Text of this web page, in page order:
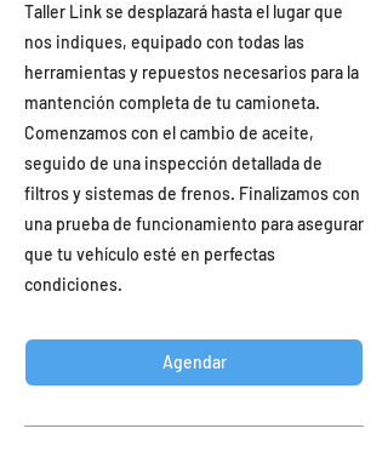
Taller Link se desplazará hasta el lugar que
nos indiques, equipado con todas las
herramientas y repuestos necesarios para la
mantención completa de tu camioneta.
Comenzamos con el cambio de aceite,
seguido de una inspección detallada de
filtros y sistemas de frenos. Finalizamos con
una prueba de funcionamiento para asegurar
que tu vehículo esté en perfectas
condiciones.
Agendar